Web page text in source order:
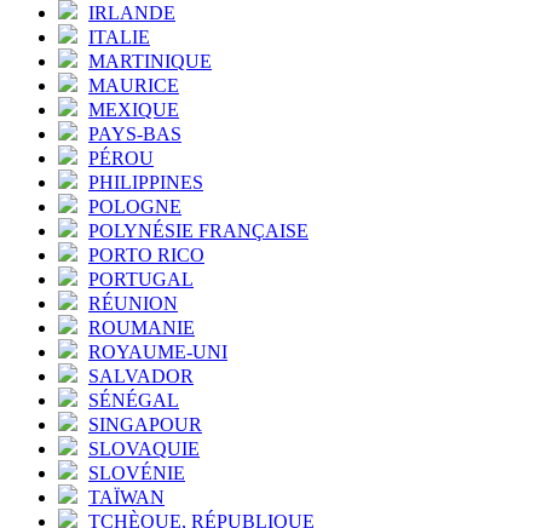
IRLANDE
ITALIE
MARTINIQUE
MAURICE
MEXIQUE
PAYS-BAS
PÉROU
PHILIPPINES
POLOGNE
POLYNÉSIE FRANÇAISE
PORTO RICO
PORTUGAL
RÉUNION
ROUMANIE
ROYAUME-UNI
SALVADOR
SÉNÉGAL
SINGAPOUR
SLOVAQUIE
SLOVÉNIE
TAÏWAN
TCHÈQUE, RÉPUBLIQUE